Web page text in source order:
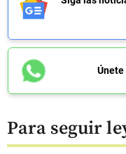
Únete
Para seguir